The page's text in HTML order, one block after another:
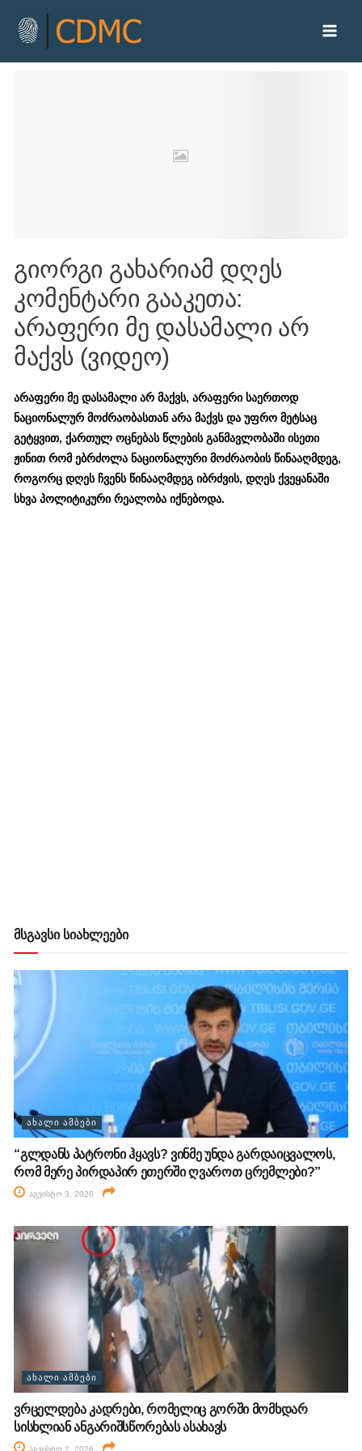
გიორგი გახარიამ დღეს
კომენტარი გააკეთა:
არაფერი მე დასამალი არ
მაქვს (ვიდეო)
არაფერი მე დასამალი არ მაქვს, არაფერი საერთოდ
ნაციონალურ მოძრაობასთან არა მაქვს და უფრო მეტსაც
გეტყვით, ქართულ ოცნებას წლების განმავლობაში ისეთი
ჟინით რომ ებრძოლა ნაციონალური მოძრაობის წინააღმდეგ,
როგორც დღეს ჩვენს წინააღმდეგ იბრძვის, დღეს ქვეყანაში
სხვა პოლიტიკური რეალობა იქნებოდა.
მსგავსი სიახლეები
ᲐᲮᲐᲚᲘ ᲐᲛᲑᲔᲑᲘ
“გლდანს პატრონი ჰყავს? ვინმე უნდა გარდაიცვალოს,
რომ მერე პირდაპირ ეთერში ღვაროთ ცრემლები?”
აგვისტო 3, 2026
ᲐᲮᲐᲚᲘ ᲐᲛᲑᲔᲑᲘ
ვრცელდება კადრები, რომელიც გორში მომხდარ
სისხლიან ანგარიშსწორებას ასახავს